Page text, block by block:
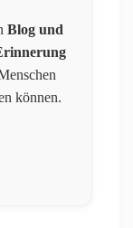
Blog und
können.